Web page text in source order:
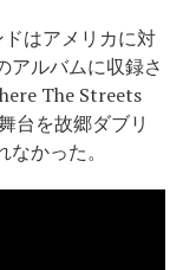
はアメリカに対
アルバムに収録さ
The Streets
台を故郷ダブリ
かった。